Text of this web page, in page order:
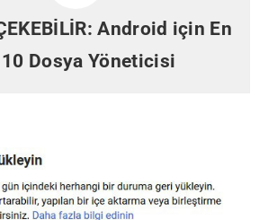
Android için En
Dosya Yöneticisi